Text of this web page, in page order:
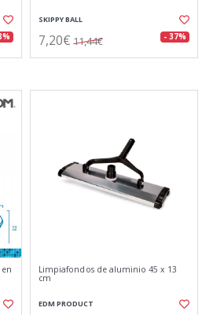
SKIPPY BALL
7,20€ 11,44€ - 37%
Limpiafondos de aluminio 45 x 13
cm
EDM PRODUCT